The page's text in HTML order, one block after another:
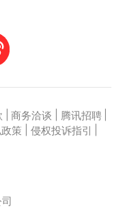
商务洽谈 腾讯招聘
策 侵权投诉指引